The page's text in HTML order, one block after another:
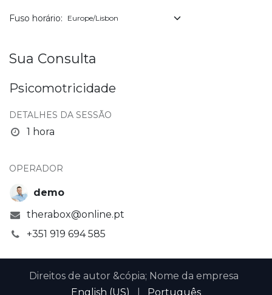
Fuso horário:
Sua Consulta
Psicomotricidade
DETALHES DA SESSÃO
1 hora
OPERADOR
demo
therabox@online.pt
+351 919 694 585
Direitos de autor &cópia; Nome da empresa
English (US)
Português